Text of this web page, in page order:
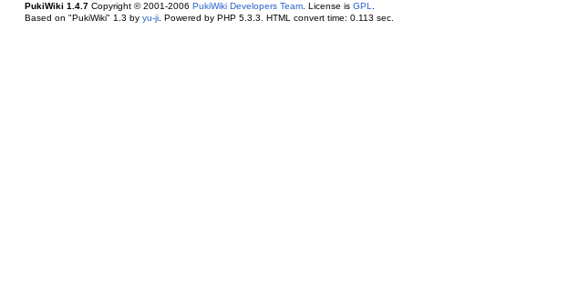
PukiWiki 1.4.7Copyright © 2001-2006 PukiWiki Developers Team. License is GPL
Based on "PukiWiki" 1.3 by yu-ji. Powered by PHP 5.3.3. HTML convert time: 0.113 sec.